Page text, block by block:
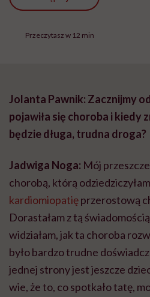
Przeczytasz w 12 min
Jolanta Pawnik: Zacznijmy
pojawiła się choroba i kiedy
będzie długa, trudna droga?
Jadwiga Noga: Mój
chorobą, którą
kardiomiopatięprzerostową
Dorastałam z tą
widziałam, jak ta choroba
było bardzo trudne
jednej strony jest jeszcze
wie, że to, co spotkało tatę,